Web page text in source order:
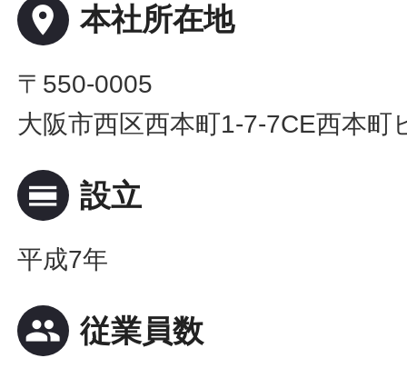
place 本社所在地
〒550-0005
大阪市西区西本町1-7-7CE西本町
calendar_view_day 設立
平成7年
people 従業員数